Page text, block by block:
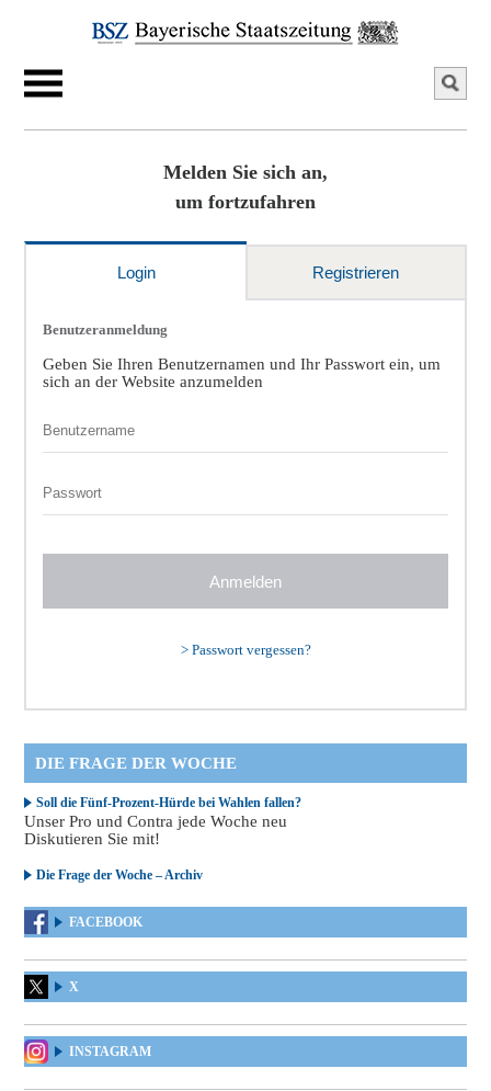
Melden Sie sich an,
um fortzufahren
Login Registrieren
Benutzeranmeldung
Geben Sie Ihren Benutzernamen und Ihr Passwort ein, um
sich an der Website anzumelden
> Passwort vergessen?
DIE FRAGE DER WOCHE
Soll die Fünf-Prozent-Hürde bei Wahlen fallen?
Unser Pro und Contra jede Woche neu
Diskutieren Sie mit!
Die Frage der Woche – Archiv
FACEBOOK
X
INSTAGRAM